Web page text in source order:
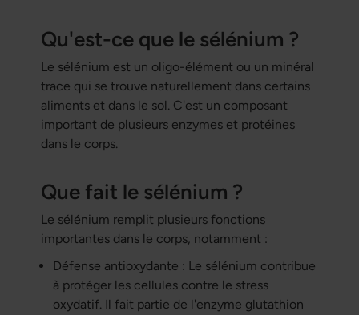
Qu'est-ce que le sélénium ?
Le sélénium est un oligo-élément ou un minéral
trace qui se trouve naturellement dans certains
aliments et dans le sol. C'est un composant
important de plusieurs enzymes et protéines
dans le corps.
Que fait le sélénium ?
Le sélénium remplit plusieurs fonctions
importantes dans le corps, notamment :
Défense antioxydante : Le sélénium contribue
à protéger les cellules contre le stress
oxydatif. Il fait partie de l'enzyme glutathion